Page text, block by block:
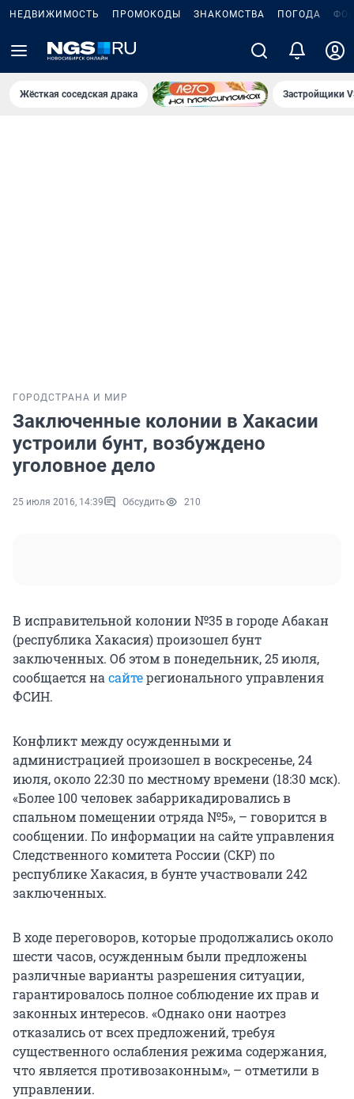
НЕДВИЖИМОСТЬ ПРОМОКОДЫ ЗНАКОМСТВА ПОГОДА
Жёсткая соседская драка Застройщики
ГОРОДСТРАНА И МИР
Заключенные колонии в Хакасии
устроили бунт, возбуждено
уголовное дело
25 июля 2016, 14:39 Обсудить 210
В исправительной колонии №35 в городе Абакан
(республика Хакасия) произошел бунт
заключенных. Об этом в понедельник, 25 июля,
сообщается на сайтерегионального управления
ФСИН.
Конфликт между осужденными и
администрацией произошел в воскресенье, 24
июля, около 22:30 по местному времени (18:30 мск).
«Более 100 человек забаррикадировались в
спальном помещении отряда №5», – говорится в
сообщении. По информации на сайте управления
Следственного комитета России (СКР) по
республике Хакасия, в бунте участвовали 242
заключенных.
В ходе переговоров, которые продолжались около
шести часов, осужденным были предложены
различные варианты разрешения ситуации,
гарантировалось полное соблюдение их прав и
законных интересов. «Однако они наотрез
отказались от всех предложений, требуя
существенного ослабления режима содержания,
что является противозаконным», – отметили в
управлении.